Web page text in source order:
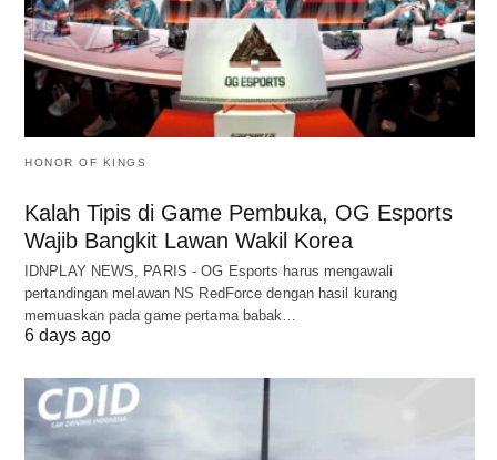
HONOR OF KINGS
Kalah Tipis di Game Pembuka, OG Esports
Wajib Bangkit Lawan Wakil Korea
IDNPLAY NEWS, PARIS - OG Esports harus mengawali
pertandingan melawan NS RedForce dengan hasil kurang
memuaskan pada game pertama babak…
6 days ago